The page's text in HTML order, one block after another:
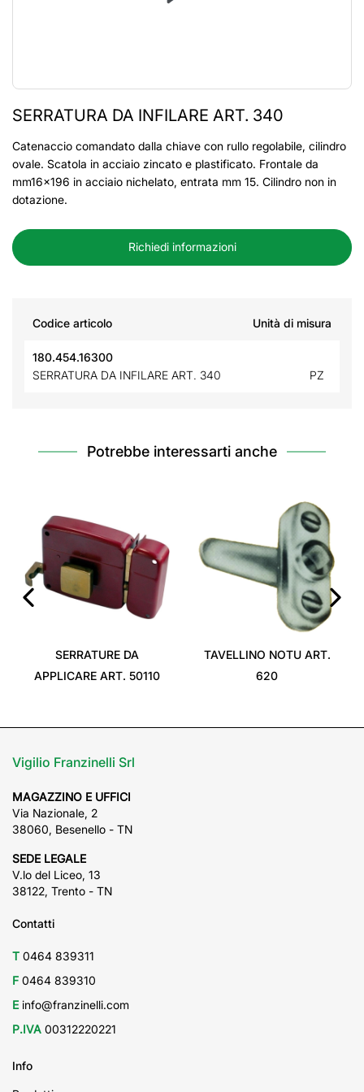
SERRATURA DA INFILARE ART. 340
Catenaccio comandato dalla chiave con rullo regolabile, cilindro
ovale. Scatola in acciaio zincato e plastificato. Frontale da
mm16x196 in acciaio nichelato, entrata mm 15. Cilindro non in
dotazione.
Richiedi informazioni
Codice articolo Unità di misura
180.454.16300
SERRATURA DA INFILARE ART. 340
PZ
Potrebbe interessarti anche
SERRATURE DA
APPLICARE ART. 50110
TAVELLINO NOTU ART.
620
Vigilio Franzinelli Srl
MAGAZZINO E UFFICI
Via Nazionale, 2
38060, Besenello - TN
SEDE LEGALE
V.lo del Liceo, 13
38122, Trento - TN
Contatti
T 0464 839311
F 0464 839310
E info@franzinelli.com
P.IVA 00312220221
Info